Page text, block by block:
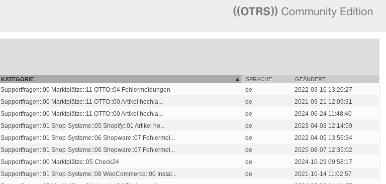
KATEGORIE SPRACHE GEÄNDERT
Supportfragen::00 Marktplätze::11 OTTO::04 Fehlermeldungen de
2022-03-16 13:20:27
Supportfragen::00 Marktplätze::11 OTTO::00 Artikel hochla... de
2021-09-21 12:09:31
Supportfragen::00 Marktplätze::11 OTTO::00 Artikel hochla... de
2024-06-24 11:48:40
Supportfragen::01 Shop-Systeme::05 Shopify::01 Artikel ho... de
2023-04-03 12:14:59
Supportfragen::01 Shop-Systeme::06 Shopware::07 Fehlermel... de
2022-04-05 13:56:34
Supportfragen::01 Shop-Systeme::06 Shopware::07 Fehlermel... de
2025-08-07 12:35:02
Supportfragen::00 Marktplätze::05 Check24 de
2024-10-29 09:58:17
Supportfragen::01 Shop-Systeme::08 WooCommerce::00 Instal... de
2021-10-14 11:02:57